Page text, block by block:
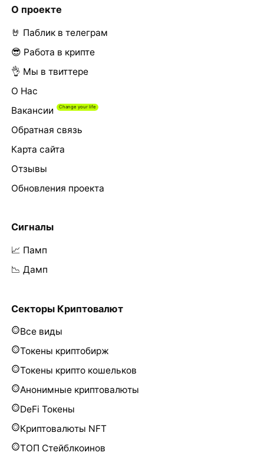
О проекте
🤘 Паблик в телеграм
😎 Работа в крипте
👌 Мы в твиттере
О Нас
Вакансии
Обратная связь
Карта сайта
Отзывы
Обновления проекта
Сигналы
📈 Памп
📉 Дамп
Секторы Криптовалют
Все виды
Токены криптобирж
Токены крипто кошельков
Анонимные криптовалюты
DeFi Токены
Криптовалюты NFT
ТОП Стейблкоинов